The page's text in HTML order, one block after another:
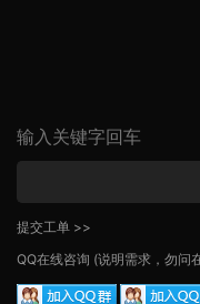
输入关键字回车
提交工单 >>
QQ在线咨询 (说明需求，勿问